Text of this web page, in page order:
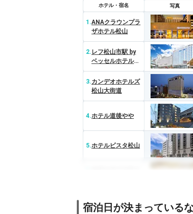
ホテル・宿名 写真
1.ANAクラウンプラ
ザホテル松山
2. レフ松山市駅 by
ベッセルホテルズ
（REF
Matsuyama City
Station）
3.カンデオホテルズ
松山大街道
4.ホテル道後やや
5.ホテルビスタ松山
7.
天然温泉 石手の湯
ドーミーイン松山
宿泊日が決まっている